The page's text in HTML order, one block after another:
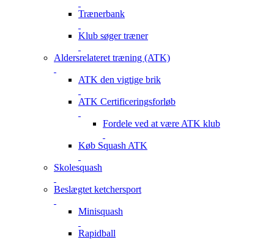
Trænerbank
Klub søger træner
Aldersrelateret træning (ATK)
ATK den vigtige brik
ATK Certificeringsforløb
Fordele ved at være ATK klub
Køb Squash ATK
Skolesquash
Beslægtet ketchersport
Minisquash
Rapidball